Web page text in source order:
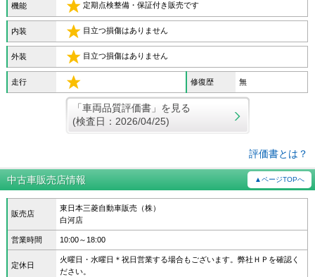
機能 定期点検整備・保証付き販売です
内装 目立つ損傷はありません
外装 目立つ損傷はありません
走行 修復歴 無
「車両品質評価書」を見る
(検査日：2026/04/25)
評価書とは？
中古車販売店情報 ▲ページTOPへ
販売店
東日本三菱自動車販売（株）
白河店
営業時間 10:00～18:00
定休日
火曜日・水曜日＊祝日営業する場合もございます。弊社ＨＰを確認く
ださい。